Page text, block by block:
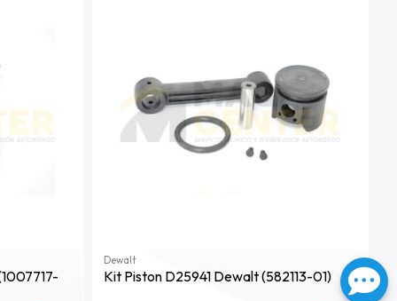
Dewalt
Kit Piston D25941 Dewalt (582113-01)